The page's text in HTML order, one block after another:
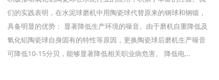
们的实践表明，在水泥球磨机中用陶瓷球代替原来的钢球和钢锻，
具备明显的优势： 显著降低生产环境的噪音。由于磨机自重降低及
氧化铝陶瓷球自身固有的特性等原因，更换陶瓷球后磨机生产噪音
可降低10-15分贝，能够显著降低相关职业病危害。 降低电…